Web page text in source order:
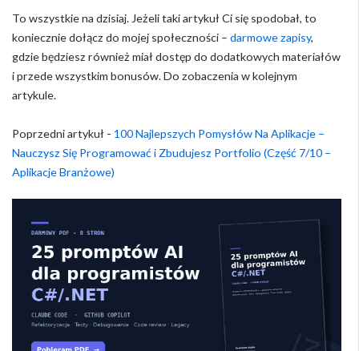
To wszystkie na dzisiaj. Jeżeli taki artykuł Ci się spodobał, to
koniecznie dołącz do mojej społeczności – darmowe zapisy,
gdzie będziesz również miał dostęp do dodatkowych materiałów
i przede wszystkim bonusów. Do zobaczenia w kolejnym
artykule.
Poprzedni artykuł - 100 Najlepszych Pomysłów Na Aplikacje –
Nauczysz Się Programować i Zbudujesz Portfolio (Część 7/10 –
Aplikacje Branżowe)